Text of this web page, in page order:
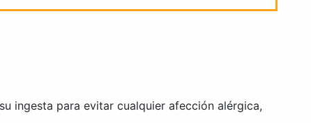
ingesta para evitar cualquier afección alérgica,